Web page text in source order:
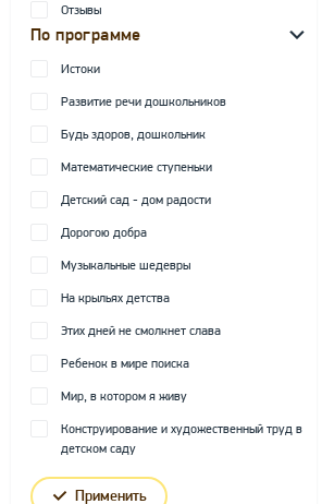
Отзывы
По программе
Истоки
Развитие речи дошкольников
Будь здоров, дошкольник
Математические ступеньки
Детский сад - дом радости
Дорогою добра
Музыкальные шедевры
На крыльях детства
Этих дней не смолкнет слава
Ребенок в мире поиска
Мир, в котором я живу
Конструирование и художественный труд в
детском саду
Применить